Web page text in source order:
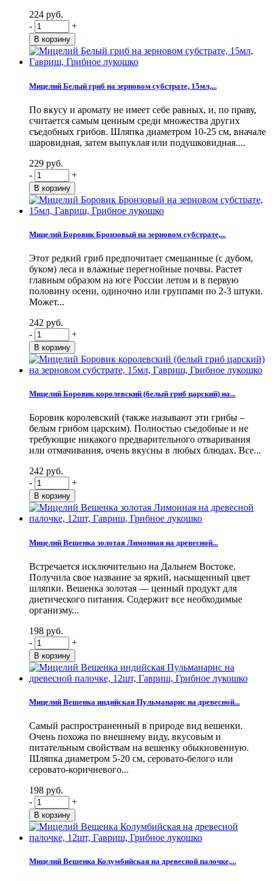
224 руб.
-
+
Мицелий Белый гриб на зерновом субстрате, 15мл,...
По вкусу и аромату не имеет себе равных, и, по праву,
считается самым ценным среди множества других
съедобных грибов. Шляпка диаметром 10-25 см, вначале
шаровидная, затем выпуклая или подушковидная....
229 руб.
-
+
Мицелий Боровик Бронзовый на зерновом субстрате,...
Этот редкий гриб предпочитает смешанные (с дубом,
буком) леса и влажные перегнойные почвы. Растет
главным образом на юге России летом и в первую
половину осени, одиночно или группами по 2-3 штуки.
Может...
242 руб.
-
+
Мицелий Боровик королевский (белый гриб царский) на...
Боровик королевский (также называют эти грибы –
белым грибом царским). Полностью съедобные и не
требующие никакого предварительного отваривания
или отмачивания, очень вкусны в любых блюдах. Все...
242 руб.
-
+
Мицелий Вешенка золотая Лимонная на древесной...
Встречается исключительно на Дальнем Востоке.
Получила свое название за яркий, насыщенный цвет
шляпки. Вешенка золотая — ценный продукт для
диетического питания. Содержит все необходимые
организму...
198 руб.
-
+
Мицелий Вешенка индийская Пульманарис на древесной...
Самый распространенный в природе вид вешенки.
Очень похожа по внешнему виду, вкусовым и
питательным свойствам на вешенку обыкновенную.
Шляпка диаметром 5-20 см, серовато-белого или
серовато-коричневого...
198 руб.
-
+
Мицелий Вешенка Колумбийская на древесной палочке,...